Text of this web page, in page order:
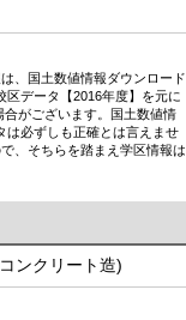
、国土数値情報ダウンロード
区データ【2016年度】を元に
がございます。国土数値情
は必ずしも正確とは言えませ
、そちらを踏まえ学区情報は
ンクリート造)